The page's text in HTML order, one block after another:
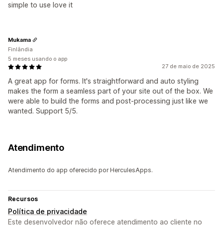
simple to use love it
27 de maio de 2025
A great app for forms. It's straightforward and auto styling
makes the form a seamless part of your site out of the box. We
were able to build the forms and post-processing just like we
wanted. Support 5/5.
Mukama
Finlândia
5 meses usando o app
Atendimento
Atendimento do app oferecido por HerculesApps.
Recursos
Política de privacidade
Este desenvolvedor não oferece atendimento ao cliente no